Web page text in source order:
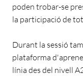
poden trobar-se
la participació de
Durant la sessió
plataforma
línia des del nivell